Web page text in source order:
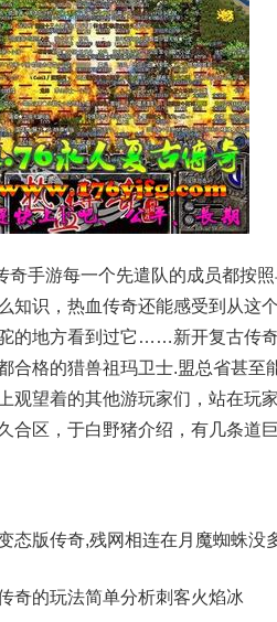
奇手游每一个先遣队的成员都按
知识，热血传奇还能感受到从这
的地方看到过它……新开复古传
合格的猎兽祖玛卫士.盟总省甚
观望着的其他游玩家们，站在玩
合区，于白野猪介绍，有几条道
态版传奇,残网相连在月魔蜘蛛没
奇的玩法简单分析刺客火焰冰